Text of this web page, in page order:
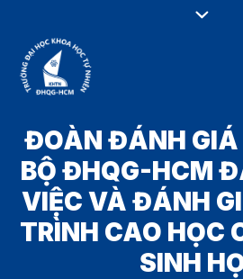
ĐOÀN ĐÁNH GIÁ
BỘ ĐHQG-HCM
VIỆC VÀ ĐÁNH
TRÌNH CAO HỌC
SINH